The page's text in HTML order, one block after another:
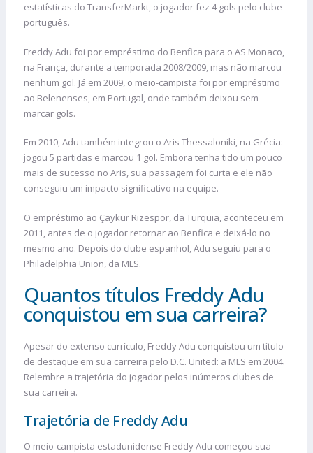
estatísticas do TransferMarkt, o jogador fez 4 gols pelo clube
português.
Freddy Adu foi por empréstimo do Benfica para o AS Monaco,
na França, durante a temporada 2008/2009, mas não marcou
nenhum gol. Já em 2009, o meio-campista foi por empréstimo
ao Belenenses, em Portugal, onde também deixou sem
marcar gols.
Em 2010, Adu também integrou o Aris Thessaloniki, na Grécia:
jogou 5 partidas e marcou 1 gol. Embora tenha tido um pouco
mais de sucesso no Aris, sua passagem foi curta e ele não
conseguiu um impacto significativo na equipe.
O empréstimo ao Çaykur Rizespor, da Turquia, aconteceu em
2011, antes de o jogador retornar ao Benfica e deixá-lo no
mesmo ano. Depois do clube espanhol, Adu seguiu para o
Philadelphia Union, da MLS.
Quantos títulos Freddy Adu
conquistou em sua carreira?
Apesar do extenso currículo, Freddy Adu conquistou um título
de destaque em sua carreira pelo D.C. United: a MLS em 2004.
Relembre a trajetória do jogador pelos inúmeros clubes de
sua carreira.
Trajetória de Freddy Adu
O meio-campista estadunidense Freddy Adu começou sua